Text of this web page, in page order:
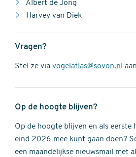
Albert de Jong
Harvey van Diek
Vragen?
Stel ze via vogelatlas@sovon.nl
Op de hoogte blijven?
Op de hoogte blijven en als eerste
eind 2026 mee kunt gaan doen?
een maandelijkse nieuwsmail met